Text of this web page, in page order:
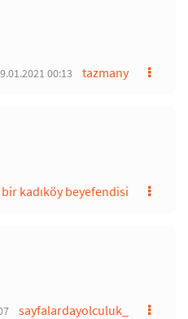
tazmany
00:13
kadıköy beyefendisi
sayfalardayolculuk_